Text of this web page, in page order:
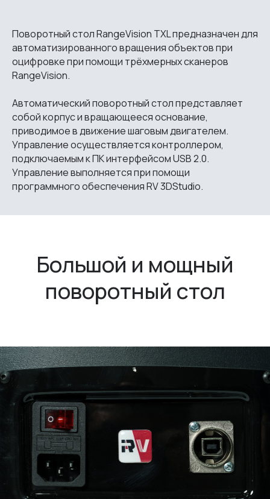
Поворотный стол RangeVision TXL предназначен для
автоматизированного вращения объектов при
оцифровке при помощи трёхмерных сканеров
RangeVision.
Автоматический поворотный стол представляет
собой корпус и вращающееся основание,
приводимое в движение шаговым двигателем.
Управление осуществляется контроллером,
подключаемым к ПК интерфейсом USB 2.0.
Управление выполняется при помощи
программного обеспечения RV 3DStudio.
Большой и мощный
поворотный стол
Всего два кабеля — питание и USB
Автоматическое
вращение